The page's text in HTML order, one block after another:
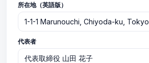
所在地（英語版）
代表者